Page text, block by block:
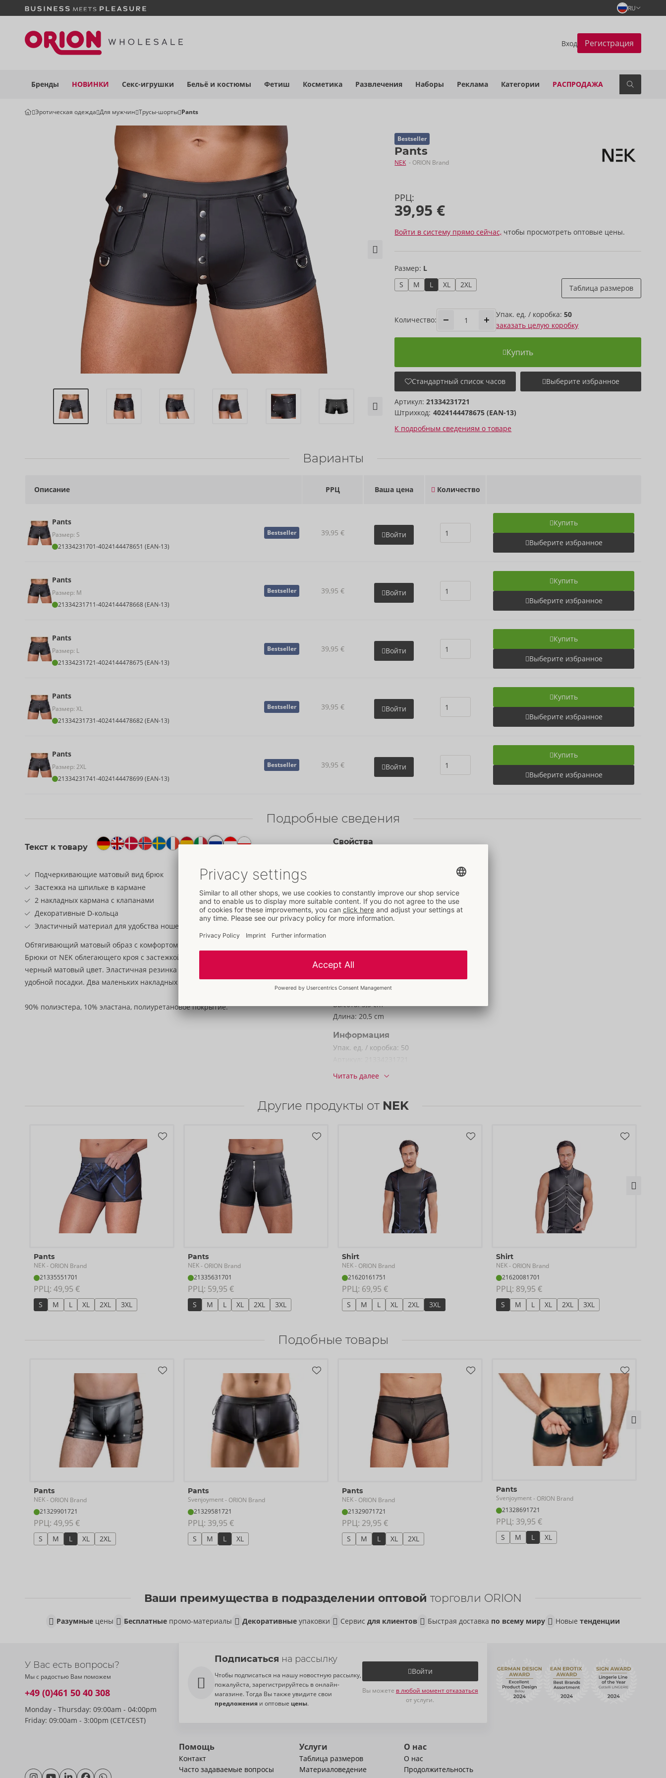
RU
Вход Регистрация
Бренды НОВИНКИ Секс-игрушки Бельё и костюмы Фетиш Косметика Развлечения Наборы Реклама Категории РАСПРОДАЖА
Эротическая одежда Для мужчин Трусы-шорты Pants
Bestseller
Pants
NEK - ORION Brand
РРЦ:
39,95 €
Войти в систему прямо сейчас, чтобы просмотреть оптовые цены.
Размер: L
S
M L XL 2XL Таблица размеров
Количество:
Упак. ед. / коробка:50
заказать целую коробку
Купить
Стандартный список часов Выберите избранное
Артикул:21334231721
Штрихкод: 4024144478675 (EAN-13)
К подробным сведениям о товаре
Варианты
Описание РРЦ Ваша цена Количество
Pants
Размер: S
21334231701-4024144478651 (EAN-13)
Bestseller 39,95 € Войти
Купить
Выберите избранное
Pants
Размер: M
21334231711-4024144478668 (EAN-13)
Bestseller 39,95 € Войти
Купить
Выберите избранное
Pants
Размер: L
21334231721-4024144478675 (EAN-13)
Bestseller 39,95 € Войти
Купить
Выберите избранное
Pants
Размер: XL
21334231731-4024144478682 (EAN-13)
Bestseller 39,95 € Войти
Купить
Выберите избранное
Pants
Размер: 2XL
21334231741-4024144478699 (EAN-13)
Bestseller 39,95 € Войти
Купить
Выберите избранное
Подробные сведения
Текст к товару
Подчеркивающие матовый вид брюк
Застежка на шпильке в кармане
2 накладных кармана с клапанами
Декоративные D-кольца
Эластичный материал для удобства ношения
Обтягивающий матовый образ с комфортом!
Брюки от NEK облегающего кроя с застежкой-шпилькой на кармане. Модный
черный матовый цвет. Эластичная резинка по всей длине для плотной и
удобной посадки. Два маленьких накладных кармана с кольцами D спереди.
90% полиэстера, 10% эластана, полиуретановое покрытие.
Свойства
Материал: 90% Polyester, 10%
Elasthan. Polyurethan-Beschichtung.
К материальной информации
Размер: L
Масса:
Упаковка
Ширина: 15 cm
Высота: 3,5 cm
Длина: 20,5 cm
Информация
Упак. ед. / коробка: 50
Штрихкод:
Доступность
Читать далее
Другие продукты от NEK
Pants
NEK- ORION Brand
21335551701
РРЦ: 49,95 €
S M L XL 2XL 3XL
Pants
NEK- ORION Brand
21335631701
РРЦ: 59,95 €
S M L XL 2XL 3XL
Shirt
NEK- ORION Brand
21620161751
РРЦ: 69,95 €
S M L XL 2XL 3XL
Shirt
NEK- ORION Brand
21620081701
РРЦ: 89,95 €
S M L XL 2XL 3XL
Подобные товары
Pants
NEK- ORION Brand
21329901721
РРЦ: 49,95 €
S M L XL 2XL
Pants
Svenjoyment- ORION Brand
21329581721
РРЦ: 39,95 €
S M L XL
Pants
NEK- ORION Brand
21329071721
РРЦ: 29,95 €
S M L XL 2XL
Pants
Svenjoyment- ORION Brand
21328691721
РРЦ: 39,95 €
S M L XL
Ваши преимущества в подразделении оптовой торговли ORION
Разумные цены Бесплатные промо-материалы Декоративные упаковки Сервис для клиентов Быстрая доставка по всему миру Новые тенденции
У Вас есть вопросы?
Мы с радостью Вам поможем
+49 (0)461 50 40 308
Monday - Thursday: 09:00am - 04:00pm
Friday: 09:00am - 3:00pm (CET/CEST)
Подписаться на рассылку
Чтобы подписаться на нашу новостную рассылку,
пожалуйста, зарегистрируйтесь в онлайн-
магазине. Тогда Вы также увидите свои
предложения и оптовые цены.
Войти
Вы можете в любой момент отказаться
от услуги.
Помощь
Контакт
Часто задаваемые вопросы
Услуги
Таблица размеров
Материаловедение
О нас
О нас
Продолжительность